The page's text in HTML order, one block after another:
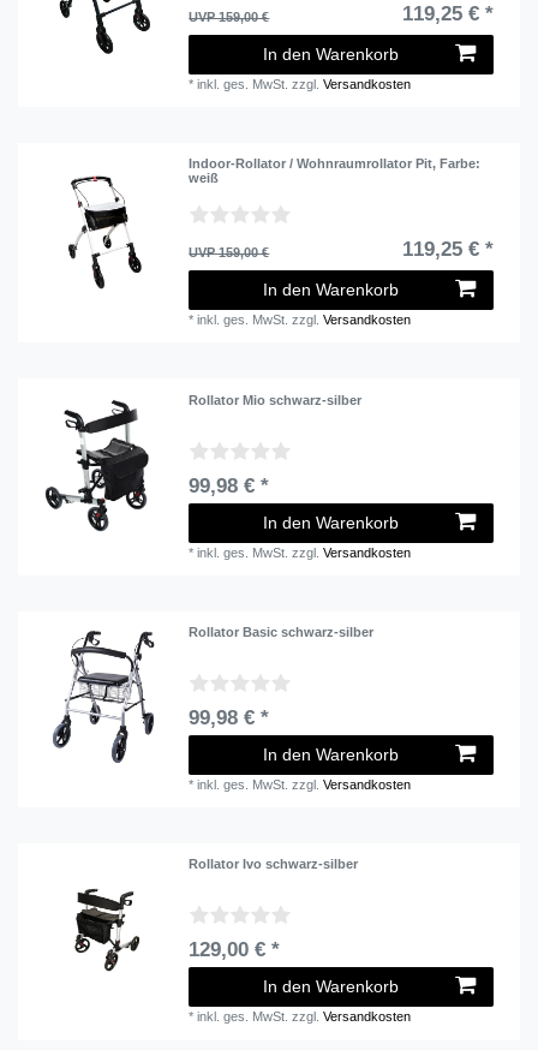
UVP 159,00 € 119,25 € *
In den Warenkorb
*inkl. ges. MwSt. zzgl.Versandkosten
Indoor-Rollator / Wohnraumrollator Pit, Farbe:
weiß
UVP 159,00 € 119,25 € *
In den Warenkorb
*inkl. ges. MwSt. zzgl.Versandkosten
Rollator Mio schwarz-silber
99,98 € *
In den Warenkorb
*inkl. ges. MwSt. zzgl.Versandkosten
Rollator Basic schwarz-silber
99,98 € *
In den Warenkorb
*inkl. ges. MwSt. zzgl.Versandkosten
Rollator Ivo schwarz-silber
129,00 € *
In den Warenkorb
*inkl. ges. MwSt. zzgl.Versandkosten